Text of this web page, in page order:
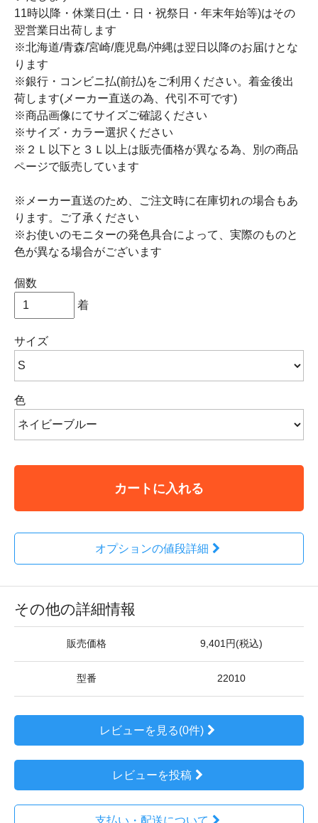
11時以降・休業日(土・日・祝祭日・年末年始等)はその
翌営業日出荷します
※北海道/青森/宮崎/鹿児島/沖縄は翌日以降のお届けとな
ります
※銀行・コンビニ払(前払)をご利用ください。着金後出
荷します(メーカー直送の為、代引不可です)
※商品画像にてサイズご確認ください
※サイズ・カラー選択ください
※２Ｌ以下と３Ｌ以上は販売価格が異なる為、別の商品
ページで販売しています
※メーカー直送のため、ご注文時に在庫切れの場合もあ
ります。ご了承ください
※お使いのモニターの発色具合によって、実際のものと
色が異なる場合がございます
個数
着
サイズ
色
カートに入れる
オプションの値段詳細
その他の詳細情報
販売価格 9,401円(税込)
型番 22010
レビューを見る(0件)
レビューを投稿
支払い・配送について